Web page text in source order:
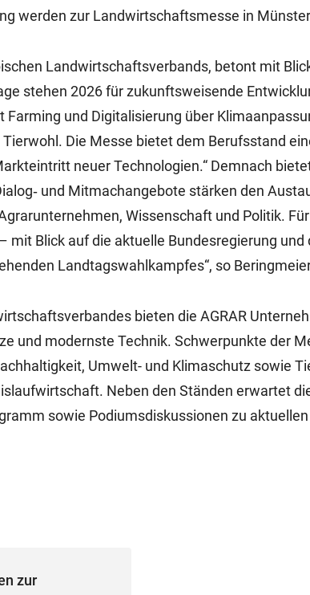
werden zur Landwirtschaftsmesse in
Landwirtschaftsverbands, betont mit
stehen 2026 für zukunftsweisende
und Digitalisierung über
Die Messe bietet dem Berufsstand
neuer Technologien.“ Demnach
und Mitmachangebote stärken den
Wissenschaft und Politik.
Blick auf die aktuelle Bundesregierung und
Landtagswahlkampfes“, so
bieten die AGRAR
und modernste Technik. Schwerpunkte der
Umwelt- und Klimaschutz sowie
Neben den Ständen erwartet
sowie Podiumsdiskussionen zu
zur